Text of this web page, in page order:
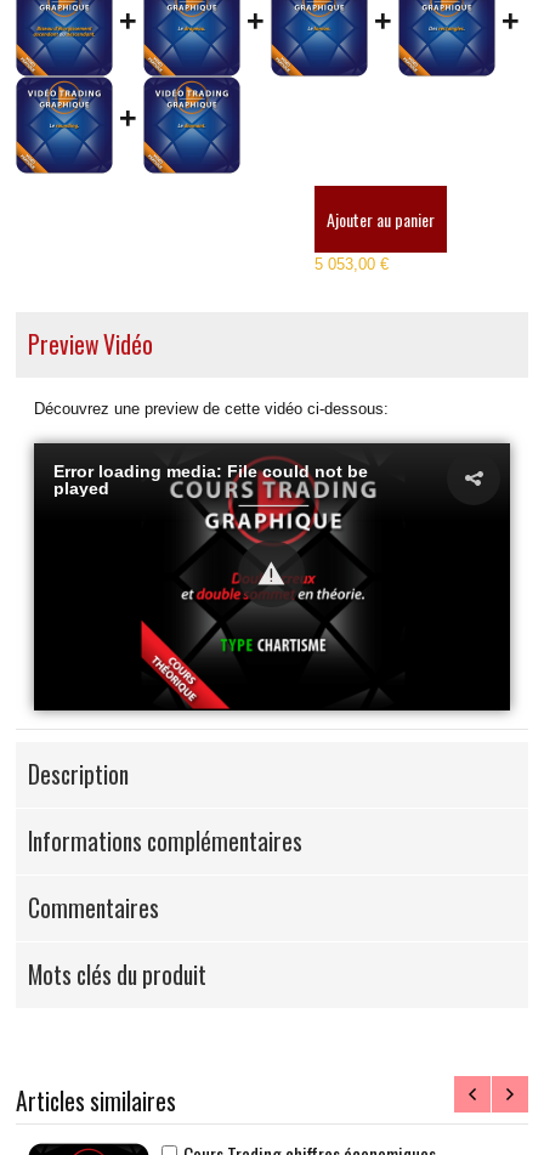
+ + + +
+
Ajouter au panier
5 053,00 €
Preview Vidéo
Découvrez une preview de cette vidéo ci-dessous:
Error loading media: File could not be
played
Description
Informations complémentaires
Commentaires
Mots clés du produit
Articles similaires